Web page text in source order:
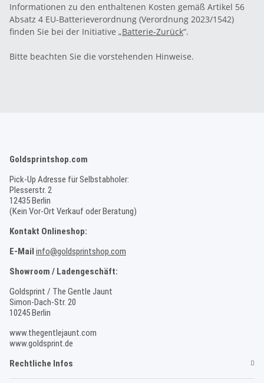
Informationen zu den enthaltenen Kosten gemäß Artikel 56
Absatz 4 EU-Batterieverordnung (Verordnung 2023/1542)
finden Sie bei der Initiative „Batterie-Zurück“.
Bitte beachten Sie die vorstehenden Hinweise.
Goldsprintshop.com
Pick-Up Adresse für Selbstabholer:
Plesserstr. 2
12435 Berlin
(Kein Vor-Ort Verkauf oder Beratung)
Kontakt Onlineshop:
E-Mail info@goldsprintshop.com
Showroom / Ladengeschäft:
Goldsprint / The Gentle Jaunt
Simon-Dach-Str. 20
10245 Berlin
www.thegentlejaunt.com
www.goldsprint.de
Rechtliche Infos